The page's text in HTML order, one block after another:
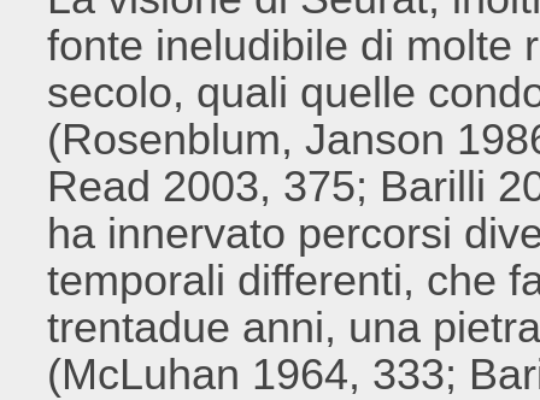
fonte ineludibile di molte
secolo, quali quelle
(Rosenblum, Janson
Read 2003, 375; Barilli
ha innervato percorsi
temporali differenti, che
trentadue anni, una
(McLuhan 1964, 333;